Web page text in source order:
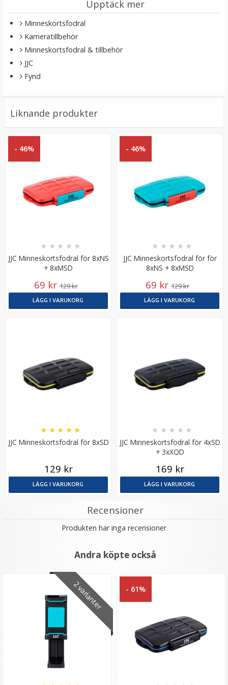
JJC Minneskortsfodral för 4xSD + 8xMicroSD
★★
LÄGG I VARUKORG
★ ★
Upptäck mer
Minneskortsfodral
Kameratillbehör
Minneskortsfodral & tillbehör
JJC
Fynd
Liknande produkter
- 46%
JJC Minneskortsfodral för 8xNS
+ 8xMSD
★ ★ ★ ★ ★
69 kr 129 kr
LÄGG I VARUKORG
- 46%
JJC Minneskortsfodral för för
8xNS + 8xMSD
★ ★ ★ ★ ★
69 kr 129 kr
LÄGG I VARUKORG
JJC Minneskortsfodral för 8xSD
★ ★ ★ ★ ★
129 kr
LÄGG I VARUKORG
JJC Minneskortsfodral för 4xSD
+ 3xXQD
★ ★ ★ ★ ★
169 kr
LÄGG I VARUKORG
Recensioner
Produkten har inga recensioner
Andra köpte också
2 varianter - 61%